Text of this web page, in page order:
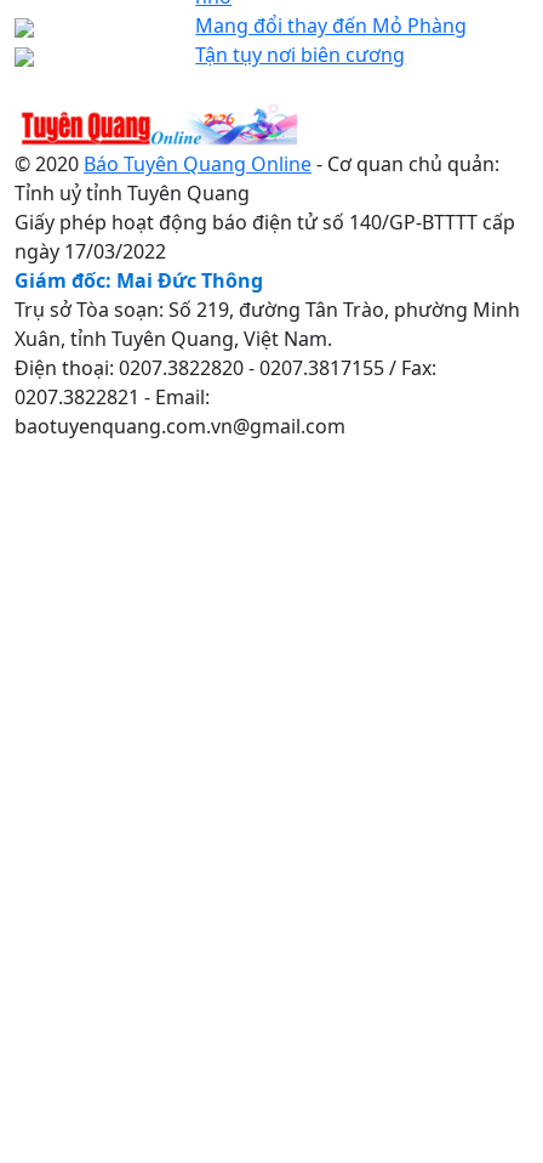
Mang đổi thay đến Mỏ Phàng
Tận tụy nơi biên cương
© 2020 Báo Tuyên Quang Online- Cơ quan chủ quản:
Tỉnh uỷ tỉnh Tuyên Quang
Giấy phép hoạt động báo điện tử số 140/GP-BTTTT cấp
ngày 17/03/2022
Giám đốc: Mai Đức Thông
Trụ sở Tòa soạn: Số 219, đường Tân Trào, phường Minh
Xuân, tỉnh Tuyên Quang, Việt Nam.
Điện thoại: 0207.3822820 - 0207.3817155 / Fax:
0207.3822821 - Email:
baotuyenquang.com.vn@gmail.com